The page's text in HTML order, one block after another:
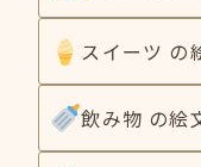
スイーツ の
飲み物 の絵